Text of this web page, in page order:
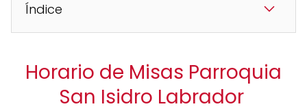
Índice
Horario de Misas Parroquia
San Isidro Labrador